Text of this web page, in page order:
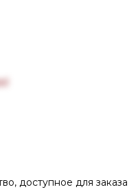
доступное для заказа